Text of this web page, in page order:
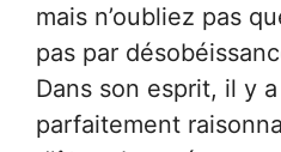
mais n’oubliez pas
pas par
Dans son esprit, il y
parfaitement